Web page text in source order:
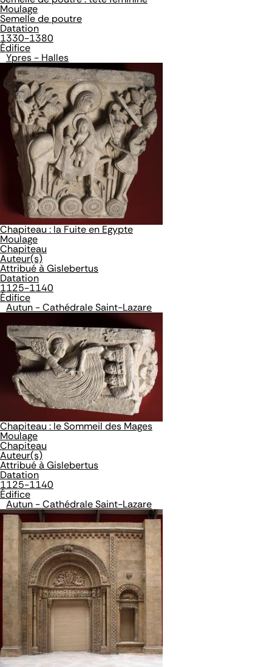
Moulage
Semelle de poutre
Datation
1330-1380
Édifice
Ypres - Halles
Chapiteau : la Fuite en Egypte
Moulage
Chapiteau
Auteur(s)
Attribué à Gislebertus
Datation
1125-1140
Édifice
Autun - Cathédrale Saint-Lazare
Chapiteau : le Sommeil des Mages
Moulage
Chapiteau
Auteur(s)
Attribué à Gislebertus
Datation
1125-1140
Édifice
Autun - Cathédrale Saint-Lazare